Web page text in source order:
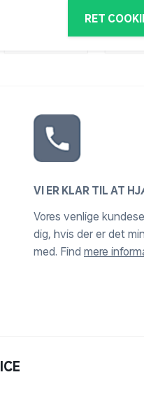
RET
VI ER KLAR TIL AT
Vores venlige
dig, hvis der er det
med. Find mere